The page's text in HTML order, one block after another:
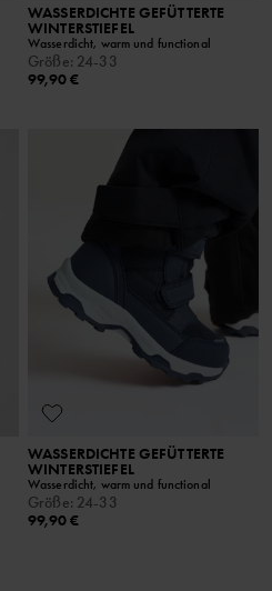
WASSERDICHTE GEFÜTTERTE
WINTERSTIEFEL
Wasserdicht, warm und functional
Größe: 24-33
99,90 €
WASSERDICHTE GEFÜTTERTE
WINTERSTIEFEL
Wasserdicht, warm und functional
Größe: 24-33
99,90 €